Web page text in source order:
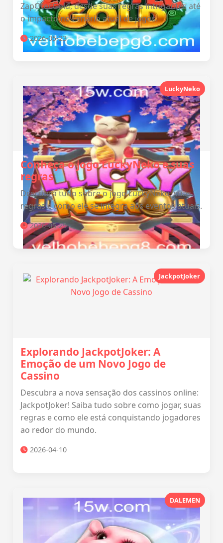
ZapOtecGold, desde suas regras intrigantes até
o impacto no cenário atual de jogos.
2026-05-23
LuckyNeko
Conheça o jogo LuckyNeko e suas
regras
Descubra tudo sobre o jogo LuckyNeko, suas
regras e como ele se integra aos eventos atuais.
2026-05-29
JackpotJoker
Explorando JackpotJoker: A
Emoção de um Novo Jogo de
Cassino
Descubra a nova sensação dos cassinos online:
JackpotJoker! Saiba tudo sobre como jogar, suas
regras e como ele está conquistando jogadores
ao redor do mundo.
2026-04-10
DALEMEN